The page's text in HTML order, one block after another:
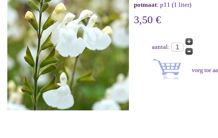
potmaat: p11 (1 liter)
3,50 €
aantal: